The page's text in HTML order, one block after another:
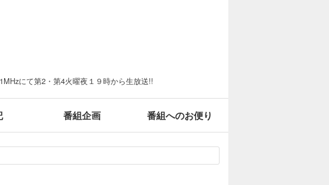
にて第2・第4火曜夜１９時から生放送!!
番組企画 番組へのお便り